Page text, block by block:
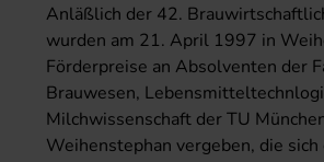
Anläßlich der 42.
wurden am 21. April 1997 in
Förderpreise an Absolventen der
Brauwesen,
Milchwissenschaft der TU
Weihenstephan vergeben, die sich